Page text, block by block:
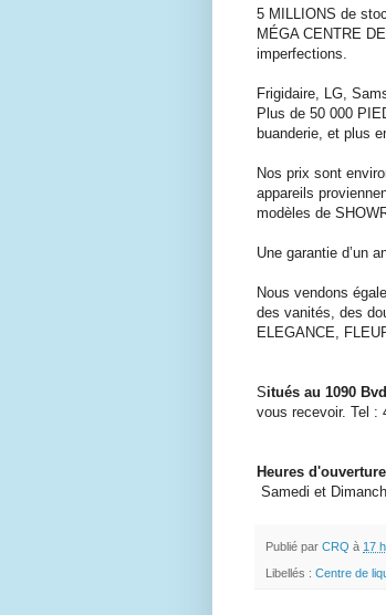
5 MILLIONS de
MÉGA CENTRE
imperfections.
Frigidaire, LG,
Plus de 50 000
buanderie, et plus
Nos prix sont
appareils
modèles de
Une garantie d’un
Nous vendons
des vanités, des
ELEGANCE,
Situés au 1090
vous recevoir. Tel :
Heures
Samedi et
Publié par CRQ à 17
Libellés : Centre de